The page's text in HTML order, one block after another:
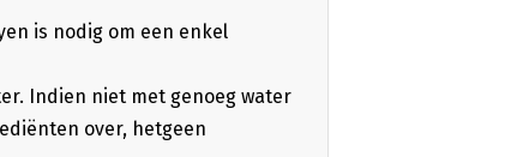
is nodig om een enkel
Indien niet met genoeg water
over, hetgeen